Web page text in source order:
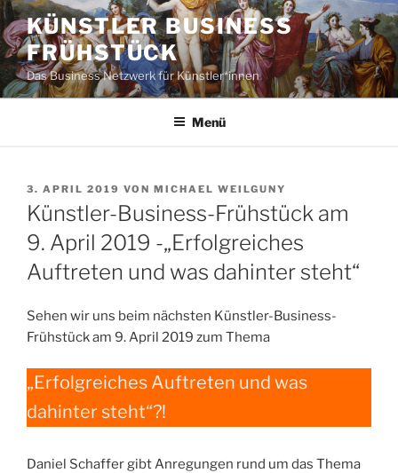
Zum
Inhalt
springen
KÜNSTLER BUSINESS
FRÜHSTÜCK
Das Business Netzwerk für Künstler*innen
Menü
VERÖFFENTLICHT
AM
3. APRIL 2019 VON MICHAEL WEILGUNY
Künstler-Business-Frühstück am
9. April 2019 -„Erfolgreiches
Auftreten und was dahinter steht“
Sehen wir uns beim nächsten Künstler-Business-
Frühstück am 9. April 2019 zum Thema
„Erfolgreiches Auftreten und was
dahinter steht“?!
Daniel Schaffer gibt Anregungen rund um das Thema